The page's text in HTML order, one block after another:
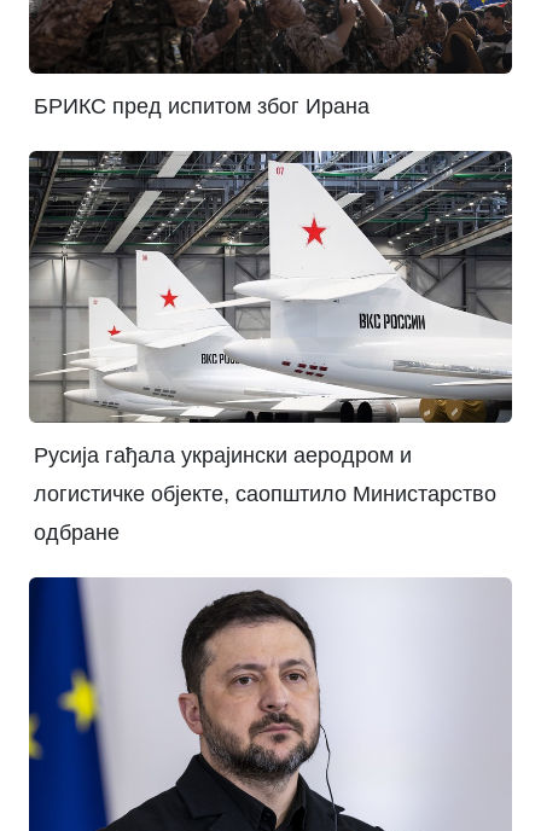
БРИКС пред испитом због Ирана
Русија гађала украјински аеродром и
логистичке објекте, саопштило Министарство
одбране